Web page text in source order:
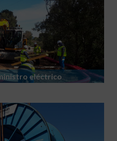
eléctrico